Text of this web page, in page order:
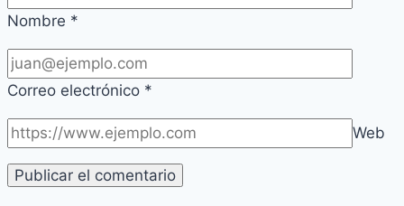
Nombre *
Correo electrónico *
Web